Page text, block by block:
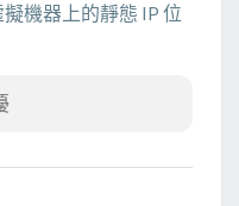
機器上的靜態 IP 位